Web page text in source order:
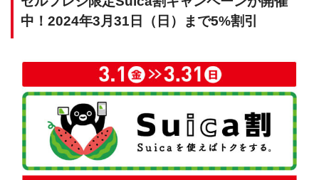
中！2024年3月31日（日）まで5%割引